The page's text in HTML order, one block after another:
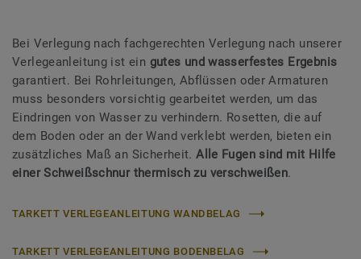
Bei Verlegung nach fachgerechten Verlegung nach unserer
Verlegeanleitung ist ein gutes und wasserfestes Ergebnis
garantiert. Bei Rohrleitungen, Abflüssen oder Armaturen
muss besonders vorsichtig gearbeitet werden, um das
Eindringen von Wasser zu verhindern. Rosetten, die auf
dem Boden oder an der Wand verklebt werden, bieten ein
zusätzliches Maß an Sicherheit.Alle Fugen sind mit Hilfe
einer Schweißschnur thermisch zu verschweißen.
TARKETT VERLEGEANLEITUNG WANDBELAG
TARKETT VERLEGEANLEITUNG BODENBELAG